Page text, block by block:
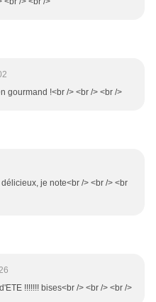
gourmand !<br /> <br /> <br />
je note<br /> <br /> <br
!!!!!!! bises<br /> <br /> <br />